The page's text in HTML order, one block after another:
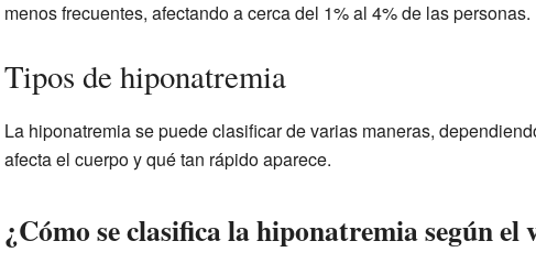
menos frecuentes, afectando a cerca del 1% al 4% de las personas.
Tipos de hiponatremia
La hiponatremia se puede clasificar de varias maneras,
afecta el cuerpo y qué tan rápido aparece.
¿Cómo se clasifica la hiponatremia según el